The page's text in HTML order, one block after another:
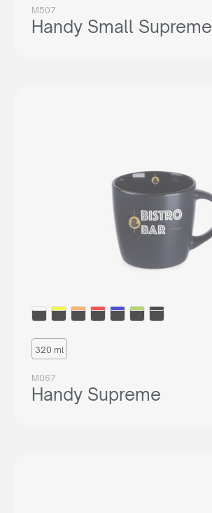
M507
Handy Small Supreme
320 ml
M067
Handy Supreme